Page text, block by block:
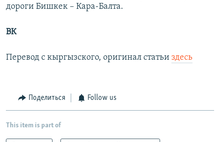
дороги Бишкек – Кара-Балта.
ВК
Перевод с кыргызского, оригинал статьи здесь
Поделиться Follow us
This item is part of